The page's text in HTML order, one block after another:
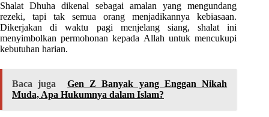
Shalat Dhuha dikenal sebagai amalan yang mengundang
rezeki, tapi tak semua orang menjadikannya kebiasaan.
Dikerjakan di waktu pagi menjelang siang, shalat ini
menyimbolkan permohonan kepada Allah untuk mencukupi
kebutuhan harian.
Baca juga
Gen Z Banyak yang Enggan Nikah
Muda, Apa Hukumnya dalam Islam?